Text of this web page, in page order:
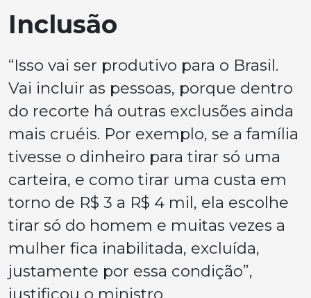
Inclusão
“Isso vai ser produtivo para o Brasil.
Vai incluir as pessoas, porque dentro
do recorte há outras exclusões ainda
mais cruéis. Por exemplo, se a família
tivesse o dinheiro para tirar só uma
carteira, e como tirar uma custa em
torno de R$ 3 a R$ 4 mil, ela escolhe
tirar só do homem e muitas vezes a
mulher fica inabilitada, excluída,
justamente por essa condição”,
justificou o ministro.